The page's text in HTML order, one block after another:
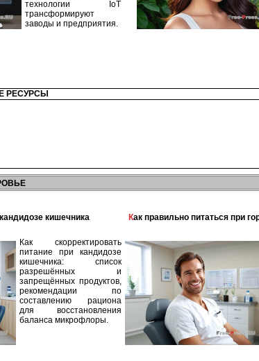
технологии IoT
трансформируют
заводы и предприятия.
РЕСУРСЫ
кишечника
Как скорректировать
питание при кандидозе
кишечника: список
разрешённых и
запрещённых продуктов,
рекомендации по
составлению рациона
для восстановления
баланса микрофлоры.
Как правильно питаться при